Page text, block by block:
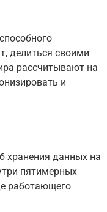
делиться своими
рассчитывают на
и
хранения данных на
пятимерных
работающего